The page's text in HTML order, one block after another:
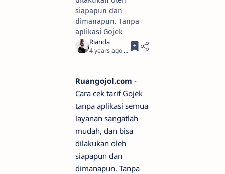
siapapun dan
dimanapun. Tanpa
aplikasi Gojek
4 years ago 5
Ruangojol.com -
Cara cek tarif Gojek
tanpa aplikasi semua
layanan sangatlah
mudah, dan bisa
dilakukan oleh
siapapun dan
dimanapun. Tanpa